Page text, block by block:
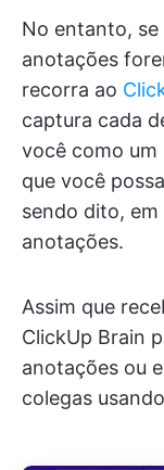
No entanto, se
anotações
recorra ao
captura cada
você como um
que você
sendo dito,
anotações.
Assim que
ClickUp Brain
anotações ou
colegas usando